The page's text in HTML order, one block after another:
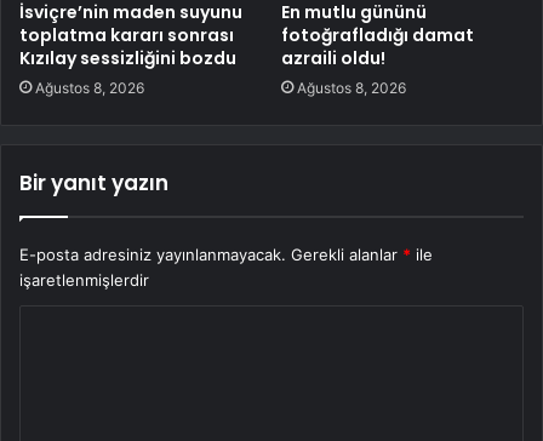
İsviçre’nin maden suyunu
toplatma kararı sonrası
Kızılay sessizliğini bozdu
Ağustos 8, 2026
En mutlu gününü
fotoğrafladığı damat
azraili oldu!
Ağustos 8, 2026
Bir yanıt yazın
E-posta adresiniz yayınlanmayacak. Gerekli alanlar * ile
işaretlenmişlerdir